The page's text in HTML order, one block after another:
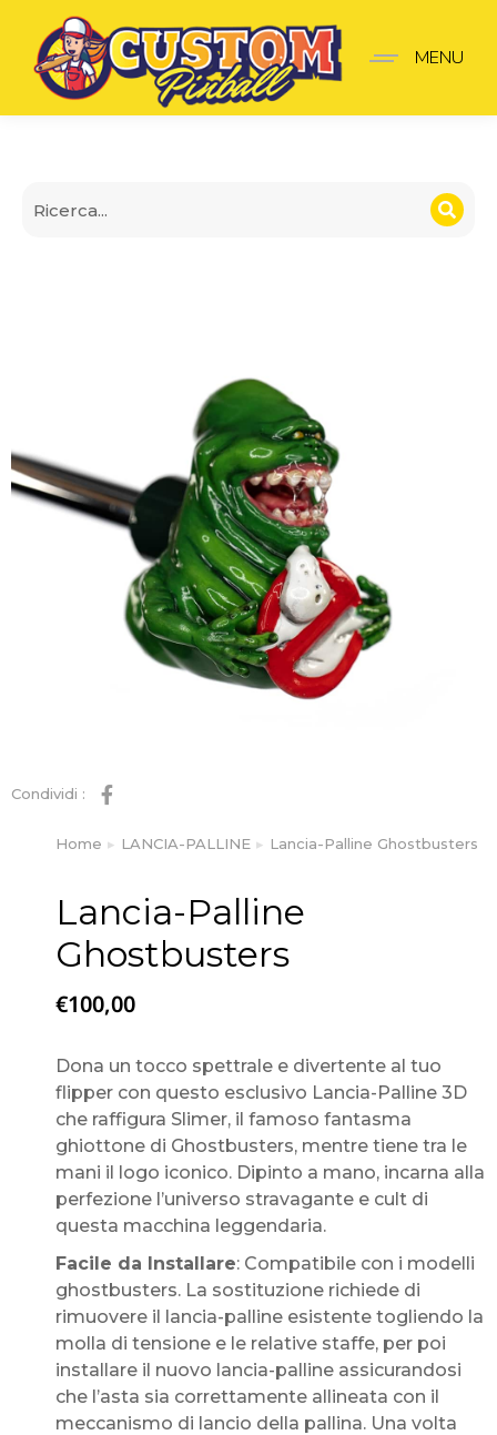
Lancia-Palline
MENU
Condividi :
Tu sei qui:
Home LANCIA-PALLINE Lancia-Palline Ghostbusters
Lancia-Palline
Ghostbusters
€100,00
Dona un tocco spettrale e divertente al tuo
flipper con questo esclusivo Lancia-Palline 3D
che raffigura Slimer, il famoso fantasma
ghiottone di Ghostbusters, mentre tiene tra le
mani il logo iconico. Dipinto a mano, incarna alla
perfezione l’universo stravagante e cult di
questa macchina leggendaria.
Facile da Installare: Compatibile con i modelli
ghostbusters. La sostituzione richiede di
rimuovere il lancia-palline esistente togliendo la
molla di tensione e le relative staffe, per poi
installare il nuovo lancia-palline assicurandosi
che l’asta sia correttamente allineata con il
meccanismo di lancio della pallina. Una volta